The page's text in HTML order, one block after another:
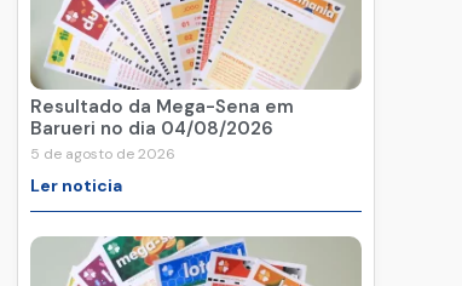
Resultado da Mega-Sena em
Barueri no dia 04/08/2026
5 de agosto de 2026
Ler noticia